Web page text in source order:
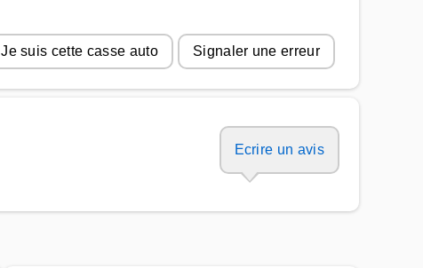
Je suis cette casse auto Signaler une erreur
Ecrire un avis